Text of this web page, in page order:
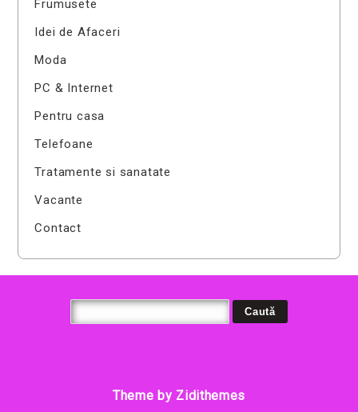
Frumusete
Idei de Afaceri
Moda
PC & Internet
Pentru casa
Telefoane
Tratamente si sanatate
Vacante
Contact
Theme by Zidithemes